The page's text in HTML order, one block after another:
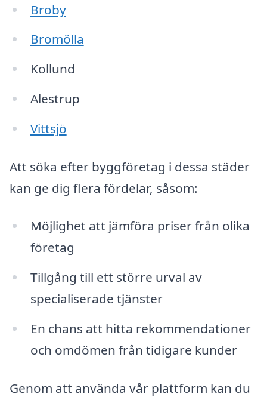
Broby
Bromölla
Kollund
Alestrup
Vittsjö
Att söka efter byggföretag i dessa städer
kan ge dig flera fördelar, såsom:
Möjlighet att jämföra priser från olika
företag
Tillgång till ett större urval av
specialiserade tjänster
En chans att hitta rekommendationer
och omdömen från tidigare kunder
Genom att använda vår plattform kan du